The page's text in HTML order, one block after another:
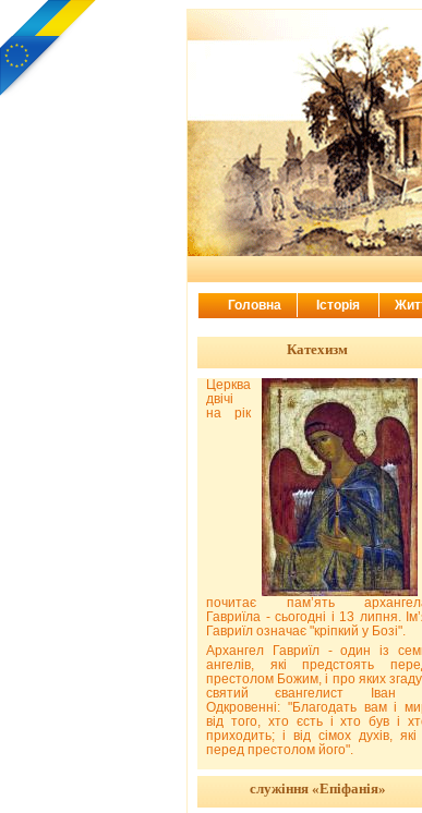
Катехизм
Церква
двічі
на рік
почитає пам’ять
Гавриїла - сьогодні і 13 липня.
Гавриїл означає "кріпкий у Бозі".
Архангел Гавриїл - один із
ангелів, які предстоять
престолом Божим, і про яких
святий євангелист Іван
Одкровенні: "Благодать вам і
від того, хто єсть і хто був і
приходить; і від сімох духів,
перед престолом його".
служіння «Епіфанія»
Головна Історія